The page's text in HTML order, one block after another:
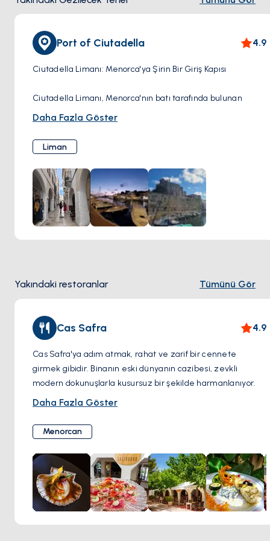
Port of Ciutadella 4.9
Ciutadella Limanı: Menorca'ya Şirin Bir Giriş Kapısı
Ciutadella Limanı, Menorca'nın batı tarafında bulunan
resim-perfect ve canlı bir alandır. Doğal limanı yüzyıllardır
modern olanaklarla harmanlamaktadır.
Görülecek ve yapılacaklar:
Liman Boyunca Yürüyüş: Liman boyunca keyifli bir yürüyüş
yapın; kafeler, restoranlar ve dükkanlarla çevrili.
Geleneksel balıkçı tekneleriyle parlak yatların renkli
karışımını hayranlıkla izleyin.
Taze Deniz Ürünlerinin Keyfini Çıkarın: Liman, deniz
ürünleri severler için bir cennettir. Menorca yemeklerinde
uzmanlaşmış restoranlar bulun.
Tekne Gezisi Yapın: Gizli koyları da içeren muhteşem sahil
deneyim için bir gün batımı turunu düşünün.
Daha Fazla Göster
Liman
Yakındaki restoranlar Tümünü Gör
Cas Safra 4.9
Cas Safra'ya adım atmak, rahat ve zarif bir cennete
girmek gibidir. Binanın eski dünyanın cazibesi, zevkli
modern dokunuşlarla kusursuz bir şekilde harmanlanıyor.
Masanıza doğru ilerlerken biberiye ve deniz tuzu kokusu
sergilendiği bir mutfak macerasına atılmaya hazırlanın.
Menü, geleneksel Menorcan tariflerini alıyor ve onlara şarkı
söyletecek kadar çağdaş bir yetenek katıyor.
Michelin'e Layık İncelikHer tabak, titiz tekniğin ve
mutfağa duyulan gerçek sevginin bir kanıtıdır. Dokular
dilinizde dans ediyor ve her yemeğin lezzet derinliği yavaş
ve güzel bir şekilde oluşuyor.
Daha Fazla Göster
Menorcan